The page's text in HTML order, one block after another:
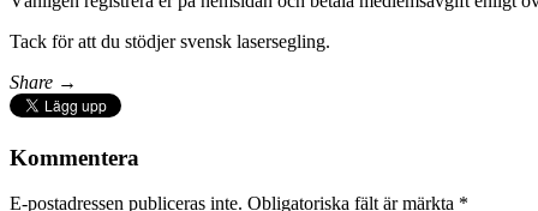
Tack för att du stödjer svensk lasersegling.
Share →
Kommentera
E-postadressen publiceras inte. Obligatoriska fält är märkta *